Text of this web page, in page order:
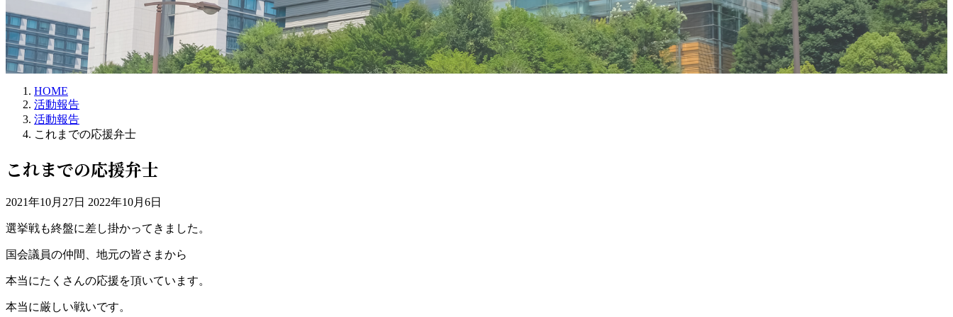
HOME
活動報告
活動報告
これまでの応援弁士
これまでの応援弁士
2021年10月27日 最
更
日
時
2022年10月6日
選挙戦も終盤に差し掛かってきました。
国会議員の仲間、地元の皆さまから
本当にたくさんの応援を頂いています。
本当に厳しい戦いです。